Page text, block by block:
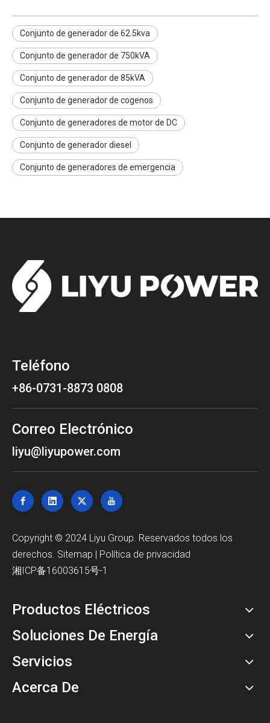
Conjunto de generador de 62.5kva
Conjunto de generador de 750kVA
Conjunto de generador de 85kVA
Conjunto de generador de cogenos
Conjunto de generadores de motor de DC
Conjunto de generador diesel
Conjunto de generadores de emergencia
Teléfono
+86-0731-8873 0808
Correo Electrónico
liyu@liyupower.com
Copyright © 2024 Liyu Group. Reservados todos los
derechos. Sitemap | Política de privacidad
湘ICP备16003615号-1
Productos Eléctricos
Soluciones De Energía
Servicios
Acerca De